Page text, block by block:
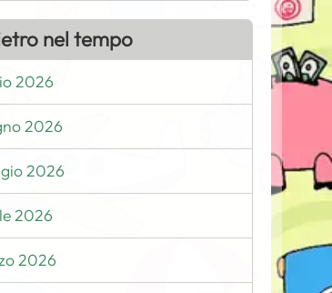
nel tempo
2026
2026
2026
2026
2026